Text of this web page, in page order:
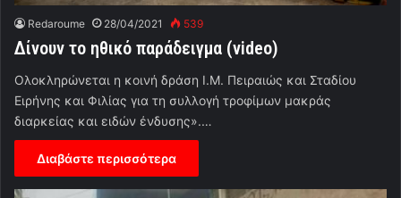
Redaroume 28/04/2021 539
Δίνουν το ηθικό παράδειγμα (video)
Ολοκληρώνεται η κοινή δράση Ι.Μ. Πειραιώς και Σταδίου
Ειρήνης και Φιλίας για τη συλλογή τροφίμων μακράς
διαρκείας και ειδών ένδυσης».…
Διαβάστε περισσότερα